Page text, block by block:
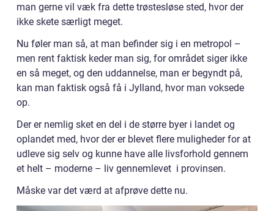
man gerne vil væk fra dette trøstesløse sted, hvor der
ikke skete særligt meget.
Nu føler man så, at man befinder sig i en metropol –
men rent faktisk keder man sig, for området siger ikke
en så meget, og den uddannelse, man er begyndt på,
kan man faktisk også få i Jylland, hvor man voksede
op.
Der er nemlig sket en del i de større byer i landet og
oplandet med, hvor der er blevet flere muligheder for at
udleve sig selv og kunne have alle livsforhold gennem
et helt – moderne – liv gennemlevet i provinsen.
Måske var det værd at afprøve dette nu.